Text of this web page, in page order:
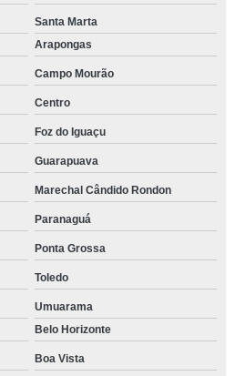
Santa Marta
Arapongas
Campo Mourão
Centro
Foz do Iguaçu
Guarapuava
Marechal Cândido Rondon
Paranaguá
Ponta Grossa
Toledo
Umuarama
Belo Horizonte
Boa Vista